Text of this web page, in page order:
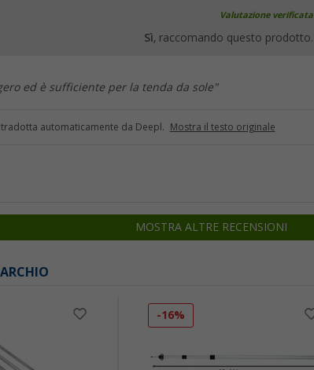
Valutazione verificata
Sì, raccomando questo prodotto.
ed è sufficiente per la tenda da sole"
tradotta automaticamente da Deepl. Mostra il testo originale
MOSTRA ALTRE RECENSIONI
-16%